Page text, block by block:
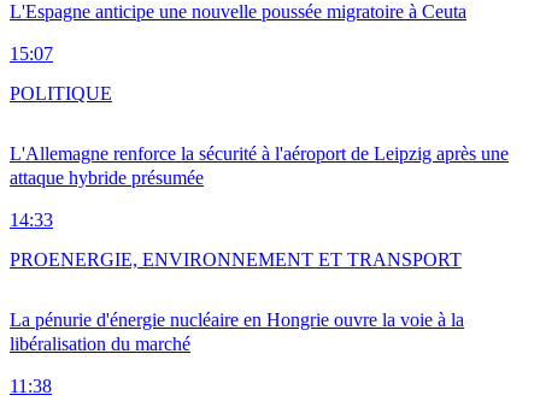
L'Espagne anticipe une nouvelle poussée migratoire à Ceuta
15:07
L'Allemagne renforce la sécurité à l'aéroport de Leipzig après une
attaque hybride présumée
14:33
POLITIQUE
La pénurie d'énergie nucléaire en Hongrie ouvre la voie à la
libéralisation du marché
11:38
PROENERGIE, ENVIRONNEMENT ET TRANSPORT